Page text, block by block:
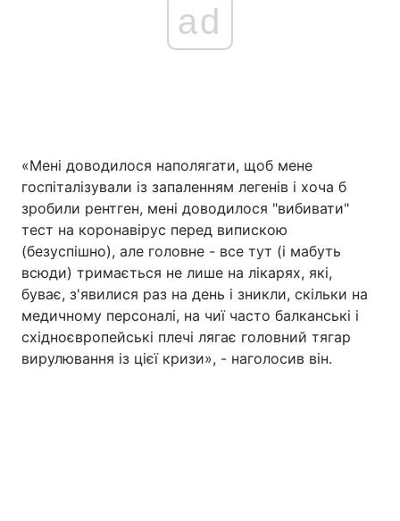
ad
«Мені доводилося наполягати, щоб мене
госпіталізували із запаленням легенів і хоча б
зробили рентген, мені доводилося "вибивати"
тест на коронавірус перед випискою
(безуспішно), але головне - все тут (і мабуть
всюди) тримається не лише на лікарях, які,
буває, з'явилися раз на день і зникли, скільки на
медичному персоналі, на чиї часто балканські і
східноєвропейські плечі лягає головний тягар
вирулювання із цієї кризи», - наголосив він.